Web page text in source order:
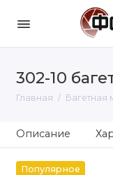
302-10
Главная Багетная
Описание
Популярное